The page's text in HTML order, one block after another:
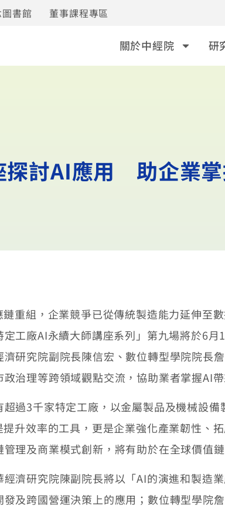
書館 董事課程專區
關於中經院 研
探討AI應用 助企業
重組，企業競爭已從傳統製造能力延伸至
工廠AI永續大師講座系列」第九場將於6
研究院副院長陳信宏、數位轉型學院院長
治理等跨領域觀點交流，協助業者掌握AI
過3千家特定工廠，以金屬製品及機械設
升效率的工具，更是企業強化產業韌性、
理及商業模式創新，將有助於在全球價值
濟研究院陳副院長將以「AI的演進和製造
及跨國營運決策上的應用；數位轉型學院